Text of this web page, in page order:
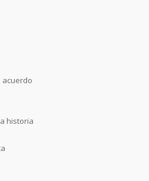
acuerdo
historia